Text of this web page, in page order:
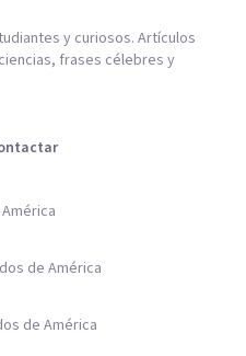
y curiosos. Artículos
frases célebres y
de América
de América